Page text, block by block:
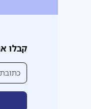
קבלו